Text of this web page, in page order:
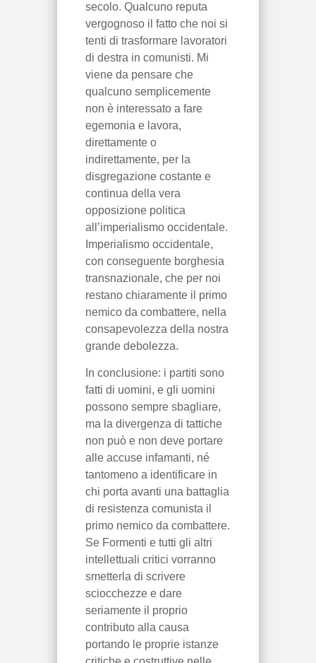
secolo. Qualcuno reputa
vergognoso il fatto che noi si
tenti di trasformare lavoratori
di destra in comunisti. Mi
viene da pensare che
qualcuno semplicemente
non è interessato a fare
egemonia e lavora,
direttamente o
indirettamente, per la
disgregazione costante e
continua della vera
opposizione politica
all’imperialismo occidentale.
Imperialismo occidentale,
con conseguente borghesia
transnazionale, che per noi
restano chiaramente il primo
nemico da combattere, nella
consapevolezza della nostra
grande debolezza.
In conclusione: i partiti sono
fatti di uomini, e gli uomini
possono sempre sbagliare,
ma la divergenza di tattiche
non può e non deve portare
alle accuse infamanti, né
tantomeno a identificare in
chi porta avanti una battaglia
di resistenza comunista il
primo nemico da combattere.
Se Formenti e tutti gli altri
intellettuali critici vorranno
smetterla di scrivere
sciocchezze e dare
seriamente il proprio
contributo alla causa
portando le proprie istanze